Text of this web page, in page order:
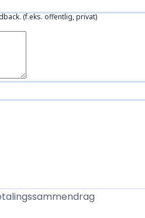
(f.eks. offentlig, privat)